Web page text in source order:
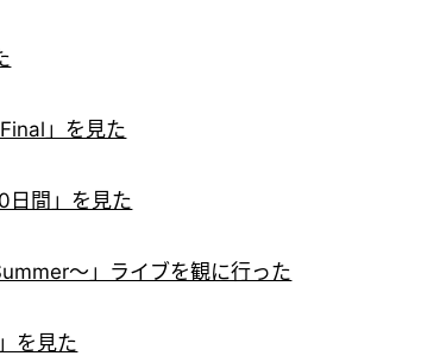
」を見た
日間」を見た
～」ライブを観に行った
を見た